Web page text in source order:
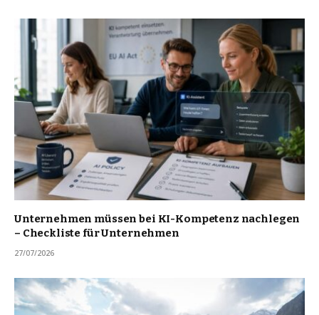
Unternehmen müssen bei KI-Kompetenz nachlegen
– Checkliste für Unternehmen
27/07/2026